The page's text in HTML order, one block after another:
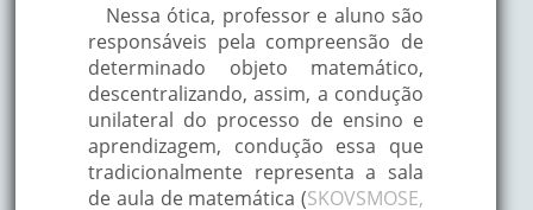
Nessa ótica, professor e aluno são
responsáveis pela compreensão de
determinado objeto matemático,
descentralizando, assim, a condução
unilateral do processo de ensino e
aprendizagem, condução essa que
tradicionalmente representa a sala
de aula de matemática (SKOVSMOSE,